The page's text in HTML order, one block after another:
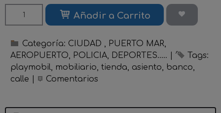
Añadir a Carrito
Categoría: CIUDAD , PUERTO MAR,
AEROPUERTO, POLICIA, DEPORTES.....
Tags:
playmobil
mobiliario tienda asiento
banco
calle
Comentarios